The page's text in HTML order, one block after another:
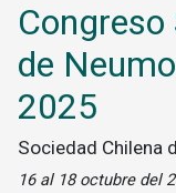
Congreso
de
2025
Sociedad Chilena
16 al 18 octubre del